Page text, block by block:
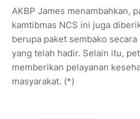
AKBP James menambahkan,
kamtibmas NCS ini juga
berupa paket sembako
yang telah hadir. Selain itu,
memberikan pelayanan
masyarakat. (*)